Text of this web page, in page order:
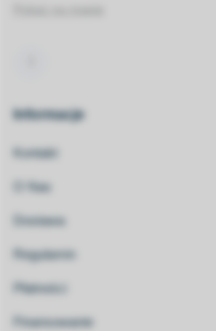
Informacje
Kontakt
O Nas
Dostawa
Regulamin
Płatności
Finansowanie